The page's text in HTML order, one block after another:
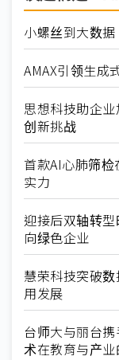
小螺丝到大数
AMAX引领生成
思想科技助企
创新挑战
首款AI心肺筛
实力
迎接后双轴转
向绿色企业
慧荣科技突破
用发展
台师大与丽台
术在教育与产业